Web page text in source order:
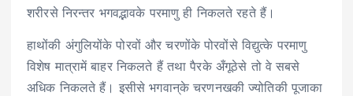
शरीरसे निरन्तर भगवद्भावके परमाणु ही निकलते रहते हैं।
हाथोंकी अंगुलियोंके पोरवों और चरणोंके पोरवोंसे विद्युत्के परमाणु
विशेष मात्रामें बाहर निकलते हैं तथा पैरके अँगूठेसे तो वे सबसे
अधिक निकलते हैं। इसीसे भगवान्‌के चरणनखकी ज्योतिकी पूजाका